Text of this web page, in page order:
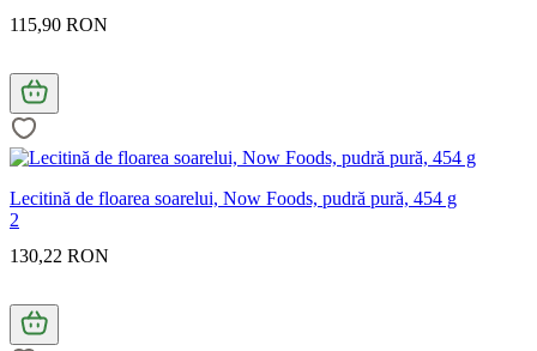
115,90 RON
Lecitină de floarea soarelui, Now Foods, pudră pură, 454 g
2
130,22 RON